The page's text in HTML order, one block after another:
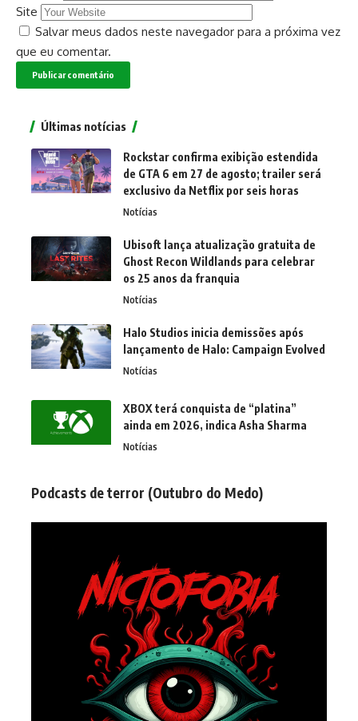
Site
Salvar meus dados neste navegador para a próxima vez
que eu comentar.
Últimas notícias
Rockstar confirma exibição estendida
de GTA 6 em 27 de agosto; trailer será
exclusivo da Netflix por seis horas
Notícias
Ubisoft lança atualização gratuita de
Ghost Recon Wildlands para celebrar
os 25 anos da franquia
Notícias
Halo Studios inicia demissões após
lançamento de Halo: Campaign Evolved
Notícias
XBOX terá conquista de “platina”
ainda em 2026, indica Asha Sharma
Notícias
Podcasts de terror (Outubro do Medo)